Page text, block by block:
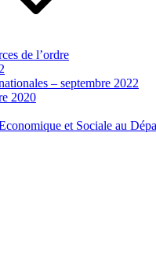
de l’ordre
– septembre 2022
2020
et Sociale au